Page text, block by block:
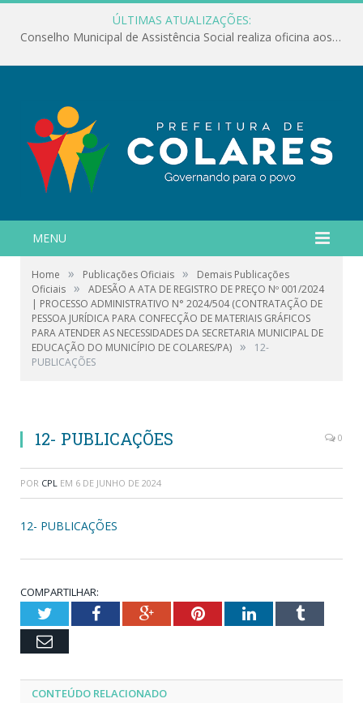
ÚLTIMAS ATUALIZAÇÕES:
Conselho Municipal de Assistência Social realiza oficina aos servidores
MENU
Home » Publicações Oficiais »
Demais Publicações
Oficiais »
ADESÃO A ATA DE REGISTRO DE PREÇO Nº 001/2024
| PROCESSO ADMINISTRATIVO N° 2024/504 (CONTRATAÇÃO DE
PESSOA JURÍDICA PARA CONFECÇÃO DE MATERIAIS GRÁFICOS
PARA ATENDER AS NECESSIDADES DA SECRETARIA MUNICIPAL DE
EDUCAÇÃO DO MUNICÍPIO DE COLARES/PA) »
12-
PUBLICAÇÕES
12- PUBLICAÇÕES 0
POR CPL EM 6 DE JUNHO DE 2024
12- PUBLICAÇÕES
COMPARTILHAR:
TwitterFacebookGoogle+PinterestLinkedInTumblr
Email
CONTEÚDO RELACIONADO